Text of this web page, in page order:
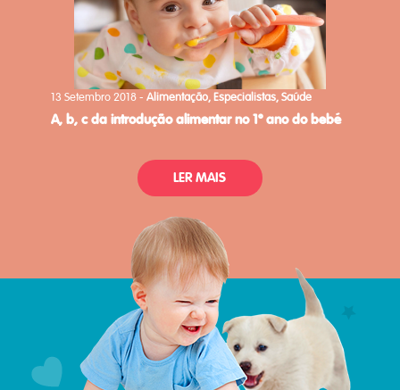
13 Setembro 2018 -Alimentação, Especialistas, Saúde
a, b, c da introdução alimentar no 1º ano do bebé
LER MAIS